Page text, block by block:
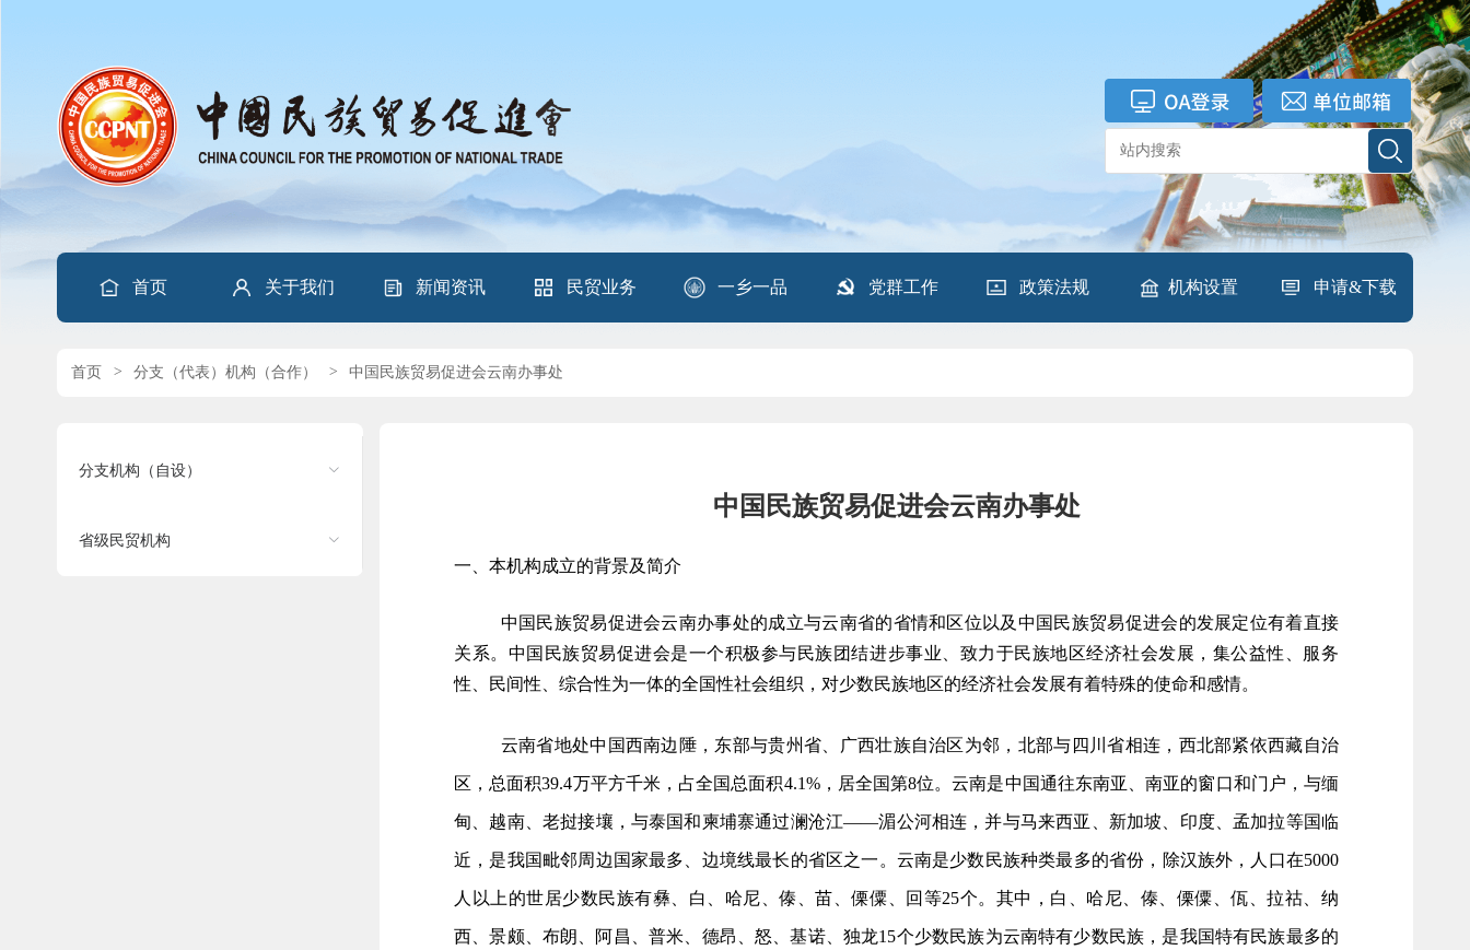
首页 关于我们 新闻资讯 民贸业务 一乡一品 党群工作 政策法规 机构设置 申请&下载
首页 > 分支（代表）机构（合作） > 中国民族贸易促进会云南办事处
分支机构（自设）
省级民贸机构
中国民族贸易促进会云南办事处
一、本机构成立的背景及简介
中国民族贸易促进会云南办事处的成立与云南省的省情和区位以及中国民族贸易促进会的发展定位有着直接
关系。中国民族贸易促进会是一个积极参与民族团结进步事业、致力于民族地区经济社会发展，集公益性、服务
性、民间性、综合性为一体的全国性社会组织，对少数民族地区的经济社会发展有着特殊的使命和感情。
云南省地处中国西南边陲，东部与贵州省、广西壮族自治区为邻，北部与四川省相连，西北部紧依西藏自治
区，总面积39.4万平方千米，占全国总面积4.1%，居全国第8位。云南是中国通往东南亚、南亚的窗口和门户，与缅
甸、越南、老挝接壤，与泰国和柬埔寨通过澜沧江——湄公河相连，并与马来西亚、新加坡、印度、孟加拉等国临
近，是我国毗邻周边国家最多、边境线最长的省区之一。云南是少数民族种类最多的省份，除汉族外，人口在5000
人以上的世居少数民族有彝、白、哈尼、傣、苗、傈僳、回等25个。其中，白、哈尼、傣、傈僳、佤、拉祜、纳
西、景颇、布朗、阿昌、普米、德昂、怒、基诺、独龙15个少数民族为云南特有少数民族，是我国特有民族最多的